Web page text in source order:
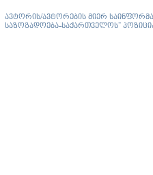
ავტორის/ავტორების მიერ
საზოგადოება-საქართველოს”